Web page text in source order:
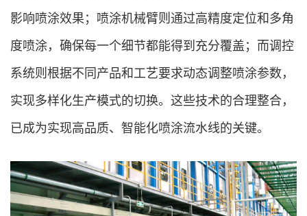
影响喷涂效果；喷涂机械臂则通过高精度定位和多角
度喷涂，确保每一个细节都能得到充分覆盖；而调控
系统则根据不同产品和工艺要求动态调整喷涂参数，
实现多样化生产模式的切换。这些技术的合理整合，
已成为实现高品质、智能化喷涂流水线的关键。